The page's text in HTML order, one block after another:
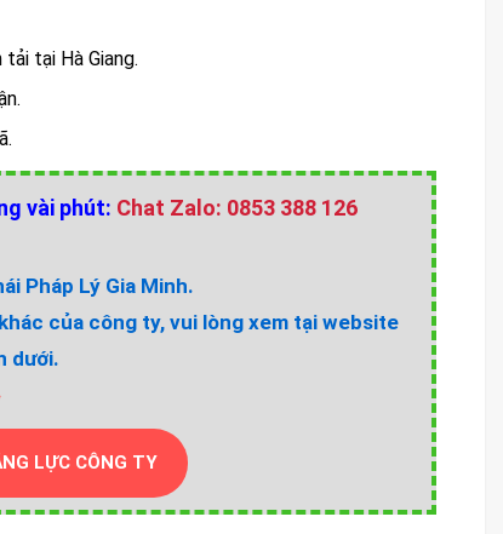
tại Hà Giang.
vài phút: Chat Zalo: 0853 388 126
Pháp Lý Gia Minh.
của công ty, vui lòng xem tại website
dưới.
LỰC CÔNG TY